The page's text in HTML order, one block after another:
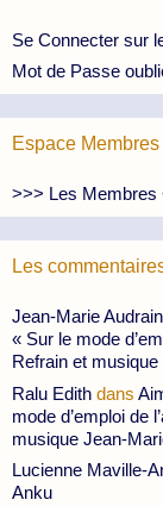
Se Connecter sur
Mot de Passe
Espace Membres
>>> Les Membres
Les
Jean-Marie Audrain
« Sur le mode
Refrain et
Ralu Edith dans
mode d’emploi de
musique Jean-
Lucienne Maville-
Anku